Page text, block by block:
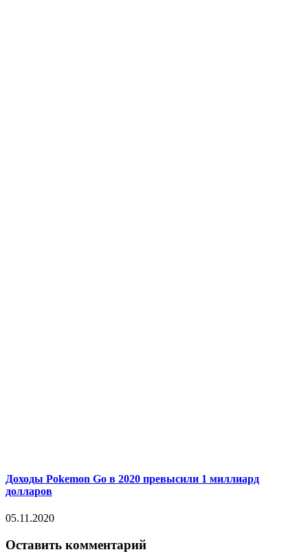
Доходы Pokemon Go в 2020 превысили 1 миллиард
долларов
05.11.2020
Оставить комментарий